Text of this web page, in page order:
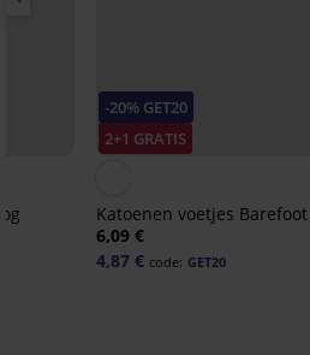
-20% GET20
2+1 GRATIS
Katoenen voetjes Barefoot
6,09 €
4,87 € code: GET20